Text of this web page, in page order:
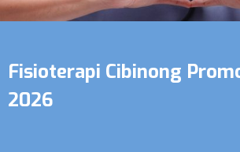
Fisioterapi Cibinong
2026